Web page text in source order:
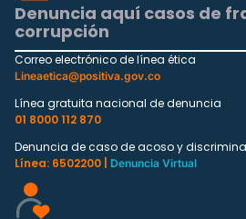
Denuncia aquí casos de
corrupción
Correo electrónico de línea ética
Lineaetica@positiva.gov.co
Línea gratuita nacional de denuncia
01 8000 112 870
Denuncia de caso de acoso y
Línea: 6502200 |
Denuncia Virtual